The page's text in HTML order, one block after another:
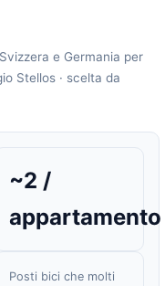
e Germania per
Stellos · scelta da
~2 /
appartamento
Posti bici che molti